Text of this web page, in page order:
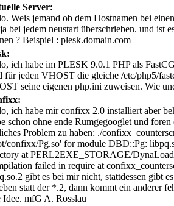
Server:
Weis jemand ob dem Hostnamen bei
bei jedem neustart überschrieben. und ist
? Beispiel : plesk.domain.com
ich habe im PLESK 9.0.1 PHP als
für jeden VHOST die gleiche /etc/php5/
seine eigenen php.ini zuweisen. Wie
ich habe mir confixx 2.0 installiert aber
schon ohne ende Rumgegooglet und
Problem zu haben: ./
confixx/Pg.so' for module DBD::Pg:
at PERL2EXE_STORAGE/
failed in require at
gibt es bei mir nicht, stattdessen gibt
statt der *.2, dann kommt ein anderer
Idee. mfG A. Rosslau